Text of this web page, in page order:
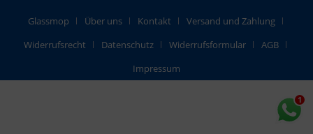
Glassmop Über uns Kontakt
Versand und Zahlung
Widerrufsrecht
Datenschutz Widerrufsformular
AGB
Impressum